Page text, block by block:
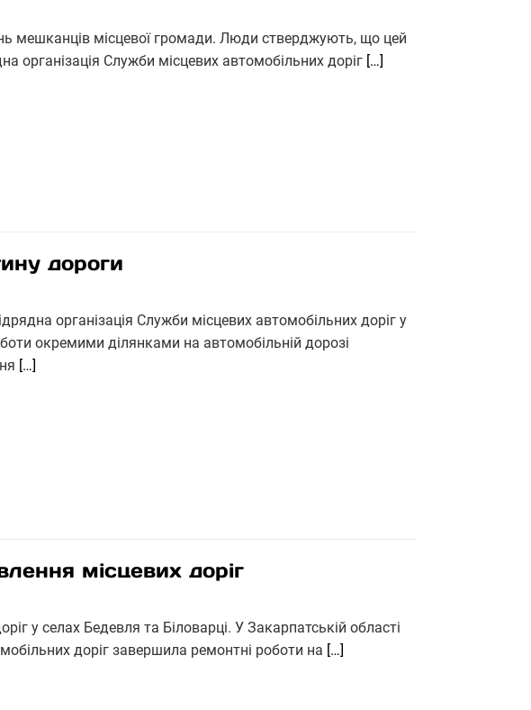
мешканців місцевої громади. Люди стверджують, що цей
організація Служби місцевих автомобільних доріг […]
дороги
організація Служби місцевих автомобільних доріг у
окремими ділянками на автомобільній дорозі
[…]
місцевих доріг
у селах Бедевля та Біловарці. У Закарпатській області
доріг завершила ремонтні роботи на […]